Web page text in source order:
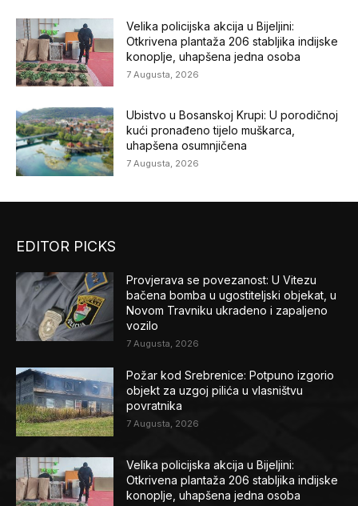
Velika policijska akcija u Bijeljini:
Otkrivena plantaža 206 stabljika indijske
konoplje, uhapšena jedna osoba
7 Augusta, 2026
Ubistvo u Bosanskoj Krupi: U porodičnoj
kući pronađeno tijelo muškarca,
uhapšena osumnjičena
7 Augusta, 2026
EDITOR PICKS
Provjerava se povezanost: U Vitezu
bačena bomba u ugostiteljski objekat, u
Novom Travniku ukradeno i zapaljeno
vozilo
7 Augusta, 2026
Požar kod Srebrenice: Potpuno izgorio
objekt za uzgoj pilića u vlasništvu
povratnika
7 Augusta, 2026
Velika policijska akcija u Bijeljini:
Otkrivena plantaža 206 stabljika indijske
konoplje, uhapšena jedna osoba